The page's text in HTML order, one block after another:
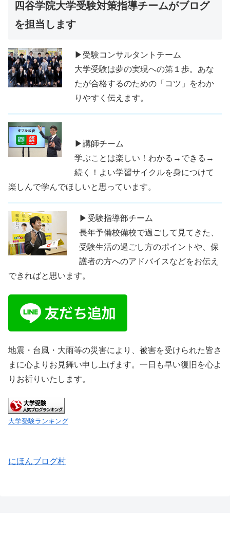
四谷学院大学受験対策指導チームがブログ
を担当します
▶受験コンサルタントチーム
大学受験は夢の実現への第１歩。あな
たが合格するのための「コツ」をわか
りやすく伝えます。
▶講師チーム
学ぶことは楽しい！わかる→できる→
続く！よい学習サイクルを身につけて
楽しんで学んでほしいと思っています。
▶受験指導部チーム
長年予備校備校で過ごして見てきた、
受験生活の過ごし方のポイントや、保
護者の方へのアドバイスなどをお伝え
できればと思います。
地震・台風・大雨等の災害により、被害を受けられた皆さ
まに心よりお見舞い申し上げます。一日も早い復旧を心よ
りお祈りいたします。
大学受験ランキング
にほんブログ村